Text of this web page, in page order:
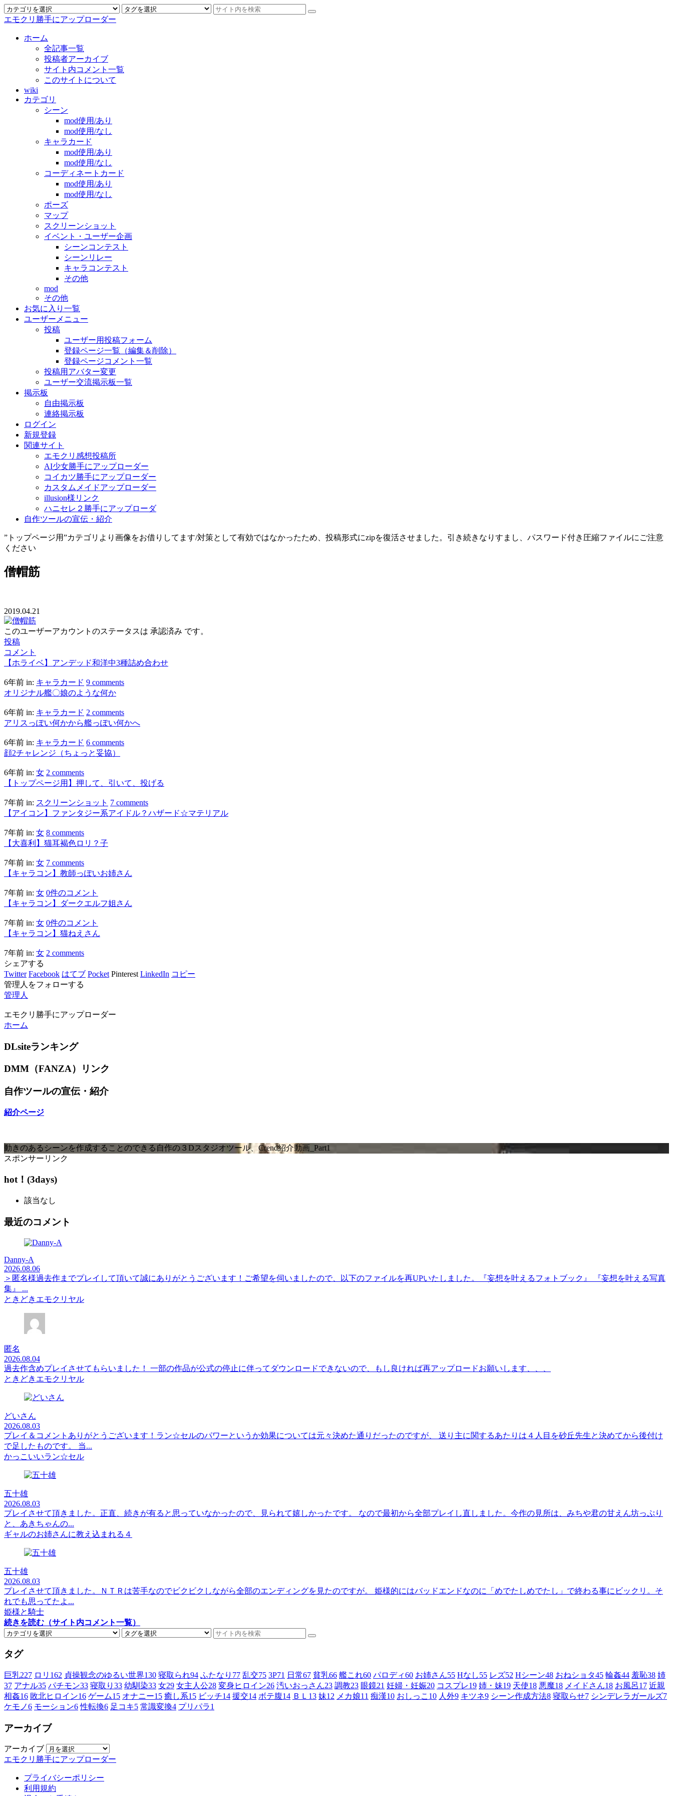
エモクリ勝手にアップローダー
ホーム
全記事一覧
投稿者アーカイブ
サイト内コメント一覧
このサイトについて
wiki
カテゴリ
シーン
mod使用/あり
mod使用/なし
キャラカード
mod使用/あり
mod使用/なし
コーディネートカード
mod使用/あり
mod使用/なし
ポーズ
マップ
スクリーンショット
イベント・ユーザー企画
シーンコンテスト
シーンリレー
キャラコンテスト
その他
mod
その他
お気に入り一覧
ユーザーメニュー
投稿
ユーザー用投稿フォーム
登録ページ一覧（編集＆削除）
登録ページコメント一覧
投稿用アバター変更
ユーザー交流掲示板一覧
掲示板
自由掲示板
連絡掲示板
ログイン
新規登録
関連サイト
エモクリ感想投稿所
AI少女勝手にアップローダー
コイカツ勝手にアップローダー
カスタムメイドアップローダー
illusion様リンク
ハニセレ２勝手にアップローダ
自作ツールの宣伝・紹介
”トップページ用”カテゴリより画像をお借りしてます/対策として有効ではなかったため、投稿形式にzipを復活させました。引き続きなりすまし、パスワード付き圧縮ファイルにご注意
ください
僧帽筋
2019.04.21
このユーザーアカウントのステータスは 承認済み です。
投稿
コメント
【ホライベ】アンデッド和洋中3種詰め合わせ
6年前 in: キャラカード 9 comments
オリジナル艦〇娘のような何か
6年前 in: キャラカード 2 comments
アリスっぽい何かから艦っぽい何かへ
6年前 in: キャラカード 6 comments
顔2チャレンジ（ちょっと妥協）
6年前 in: 女 2 comments
【トップページ用】押して、引いて、投げる
7年前 in: スクリーンショット 7 comments
【アイコン】ファンタジー系アイドル？ハザード☆マテリアル
7年前 in: 女 8 comments
【大喜利】猫耳褐色ロリ？子
7年前 in: 女 7 comments
【キャラコン】教師っぽいお姉さん
7年前 in: 女 0件のコメント
【キャラコン】ダークエルフ姐さん
7年前 in: 女 0件のコメント
【キャラコン】猫ねえさん
7年前 in: 女 2 comments
シェアする
Twitter Facebook はてブ Pocket Pinterest LinkedIn コピー
管理人をフォローする
管理人
エモクリ勝手にアップローダー
ホーム
DLsiteランキング
DMM（FANZA）リンク
自作ツールの宣伝・紹介
紹介ページ
動きのあるシーンを作成することのできる自作の３Dスタジオツール、Crend紹介動画_Part1
スポンサーリンク
hot！(3days)
該当なし
最近のコメント
Danny-A
2026.08.06
＞匿名様過去作までプレイして頂いて誠にありがとうございます！ご希望を伺いましたので、以下のファイルを再UPいたしました。『妄想を叶えるフォトブック』 『妄想を叶える写真
集』 ...
ときどきエモクリヤル
匿名
2026.08.04
過去作含めプレイさせてもらいました！ 一部の作品が公式の停止に伴ってダウンロードできないので、もし良ければ再アップロードお願いします、、、
ときどきエモクリヤル
どいさん
2026.08.03
プレイ＆コメントありがとうございます！ラン☆セルのパワーというか効果については元々決めた通りだったのですが、 送り主に関するあたりは４人目を砂丘先生と決めてから後付け
で足したものです。 当...
かっこいいラン☆セル
五十雄
2026.08.03
プレイさせて頂きました。正直、続きが有ると思っていなかったので、見られて嬉しかったです。 なので最初から全部プレイし直しました。今作の見所は、みちや君の甘えん坊っぷり
と、あきちゃんの...
ギャルのお姉さんに教え込まれる４
五十雄
2026.08.03
プレイさせて頂きました。ＮＴＲは苦手なのでビクビクしながら全部のエンディングを見たのですが。 姫様的にはバッドエンドなのに「めでたしめでたし」で終わる事にビックリ。そ
れでも思ってたよ...
姫様と騎士
続きを読む（サイト内コメント一覧）
タグ
巨乳227 ロリ 162 貞操観念のゆるい世界130 寝取られ94 ふたなり 77 乱交75 3P71 日常67 貧乳66 艦これ60 パロディ60 お姉さん55 Hなし55 レズ52 Hシーン48 おねショタ45 輪姦44 羞恥38 姉
37 アナル35 パチモン33 寝取り 33 幼馴染33 女29 女主人公28 変身ヒロイン26 汚いおっさん23 調教23 眼鏡21 妊婦・妊娠20 コスプレ19 姉・妹19 天使18 悪魔18 メイドさん18 お風呂17 近親
相姦16 敗北ヒロイン16 ゲーム15 オナニー15 癒し系15 ビッチ14 援交14 ボテ腹14 ＢＬ 13 妹12 メカ娘11 痴漢10 おしっこ 10 人外9 キツネ9 シーン作成方法8 寝取らせ7 シンデレラガールズ7
ケモノ6 モーション6 性転換6 足コキ5 常識変換4 プリパラ1
アーカイブ
アーカイブ
エモクリ勝手にアップローダー
プライバシーポリシー
利用規約